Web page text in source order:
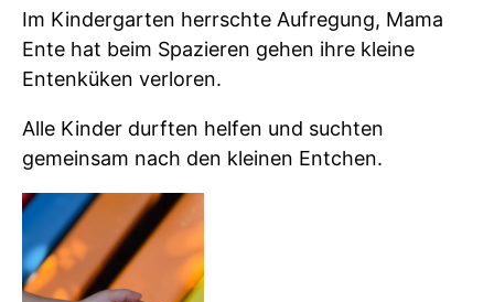
Im Kindergarten herrschte Aufregung, Mama
Ente hat beim Spazieren gehen ihre kleine
Entenküken verloren.
Alle Kinder durften helfen und suchten
gemeinsam nach den kleinen Entchen.